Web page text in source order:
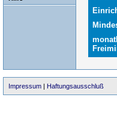
Impressum | Haftungsausschluß